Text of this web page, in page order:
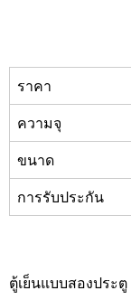
ราคา
ความจุ
ขนาด
การรับประกัน
ตู้เย็นแบบสองประ